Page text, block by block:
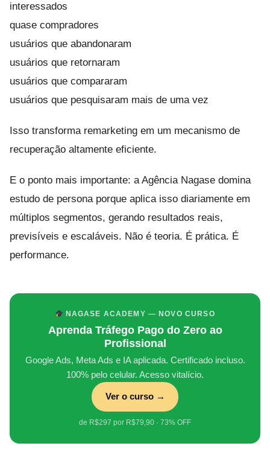
interessados
quase compradores
usuários que abandonaram
usuários que retornaram
usuários que compararam
usuários que pesquisaram mais de uma vez
Isso transforma remarketing em um mecanismo de
recuperação altamente eficiente.
E o ponto mais importante: a Agência Nagase domina
estudo de persona porque aplica isso diariamente em
múltiplos segmentos, gerando resultados reais,
previsíveis e escaláveis. Não é teoria. É prática. É
performance.
NAGASE ACADEMY — NOVO CURSO
Aprenda Tráfego Pago do Zero ao
Profissional
Google Ads, Meta Ads e IA aplicada. Certificado incluso.
100% pelo celular. Acesso vitalício.
Ver o curso →
de R$297 por R$79,90 · 73% OFF